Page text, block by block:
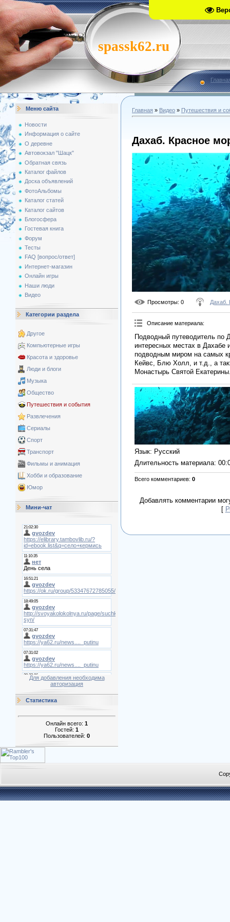
spassk62.ru
Меню сайта
Новости
Информация о сайте
О деревне
Автовокзал "Шацк"
Обратная связь
Каталог файлов
Доска объявлений
ФотоАльбомы
Каталог статей
Каталог сайтов
Блогосфера
Гостевая книга
Форум
Тесты
FAQ [вопрос/ответ]
Интернет-магазин
Онлайн игры
Наши люди
Видео
Категории раздела
Другое
Компьютерные игры
Красота и здоровье
Люди и блоги
Музыка
Общество
Путешествия и события
Развлечения
Сериалы
Спорт
Транспорт
Фильмы и анимация
Хобби и образование
Юмор
Мини-чат
Для добавления необходима
авторизация
Статистика
Онлайн всего: 1
Гостей: 1
Пользователей: 0
Главная » Видео » Путешествия и
Дахаб. Красное
Просмотры: 0 Дахаб.
Описание материала:
Подводный путеводитель по
интересных местах в Дахабе
подводным миром на самых
Кейвс, Блю Холл, и т.д., а
Монастырь Святой
Язык: Русский
Длительность материала:
Всего комментариев: 0
Добавлять комментарии
[